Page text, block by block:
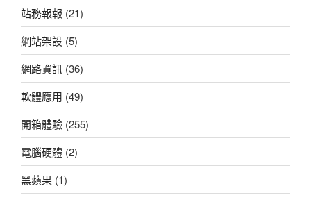
站務報報 (21)
網站架設 (5)
網路資訊 (36)
軟體應用 (49)
開箱體驗 (255)
電腦硬體 (2)
黑蘋果 (1)